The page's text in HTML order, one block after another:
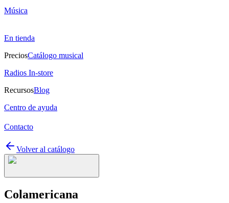
Música
En tienda
PreciosCatálogo musical
Radios In-store
RecursosBlog
Centro de ayuda
Contacto
Volver al catálogo
Colamericana